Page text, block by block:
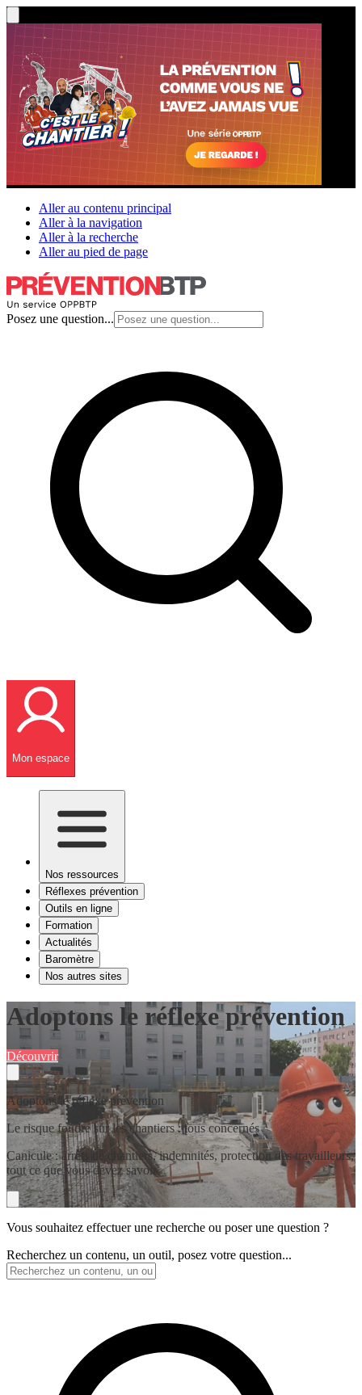
Aller au contenu principal
Aller à la navigation
Aller à la recherche
Aller au pied de page
Posez une question...
Mon espace
Nos ressources
Réflexes prévention
Outils en ligne
Formation
Actualités
Baromètre
Nos autres sites
Adoptons le réflexe prévention
Découvrir
Adoptons le réflexe prévention
Le risque foudre sur les chantiers : tous concernés
Canicule : arrêts de chantiers, indemnités, protection des travailleurs,
tout ce que vous devez savoir
Vous souhaitez effectuer une recherche ou poser une question ?
Recherchez un contenu, un outil, posez votre question...